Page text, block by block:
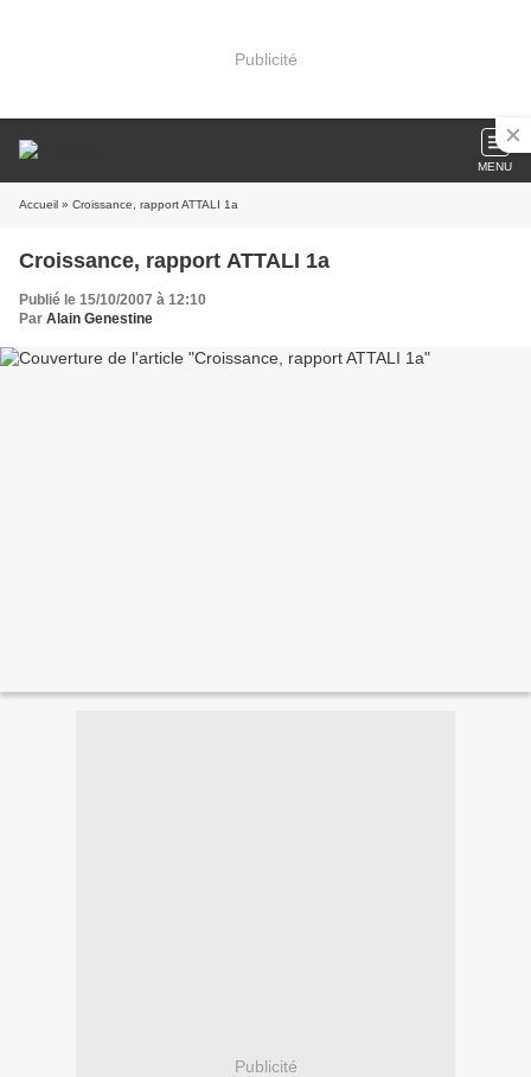
Publicité
MENU
Accueil » Croissance, rapport ATTALI 1a
Croissance, rapport ATTALI 1a
Publié le 15/10/2007 à 12:10
Par Alain Genestine
Publicité